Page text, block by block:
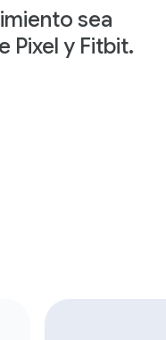
sea
Pixel y Fitbit.